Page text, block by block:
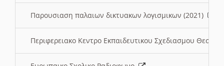
Παρουσιαση παλαιων δικτυακων λογισμικων (2021)
Περιφερειακο Κεντρο Εκπαιδευτικου Σχεδιασμου